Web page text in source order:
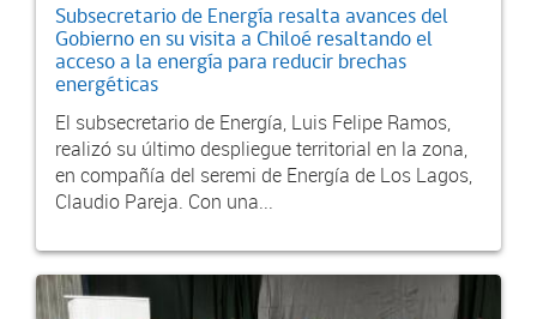
Subsecretario de Energía resalta avances del
Gobierno en su visita a Chiloé resaltando el
acceso a la energía para reducir brechas
energéticas
El subsecretario de Energía, Luis Felipe Ramos,
realizó su último despliegue territorial en la zona,
en compañía del seremi de Energía de Los Lagos,
Claudio Pareja. Con una...